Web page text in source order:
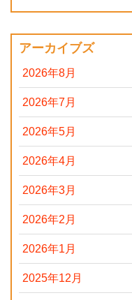
アーカイブズ
2026年8月
2026年7月
2026年5月
2026年4月
2026年3月
2026年2月
2026年1月
2025年12月